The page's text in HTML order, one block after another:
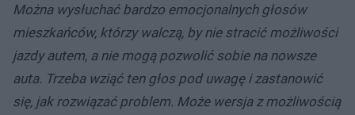
Można wysłuchać bardzo emocjonalnych głosów
mieszkańców, którzy walczą, by nie stracić możliwości
jazdy autem, a nie mogą pozwolić sobie na nowsze
auta. Trzeba wziąć ten głos pod uwagę i zastanowić
się, jak rozwiązać problem. Może wersja z możliwością